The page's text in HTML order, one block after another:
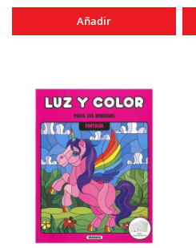
Añadir